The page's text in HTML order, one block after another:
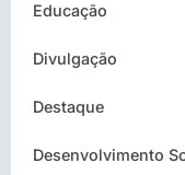
Educação
Divulgação
Destaque
Desenvolvimento